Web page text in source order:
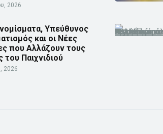
2026
Υπεύθυνος
και οι Νέες
που Αλλάζουν τους
του Παιχνιδιού
2026